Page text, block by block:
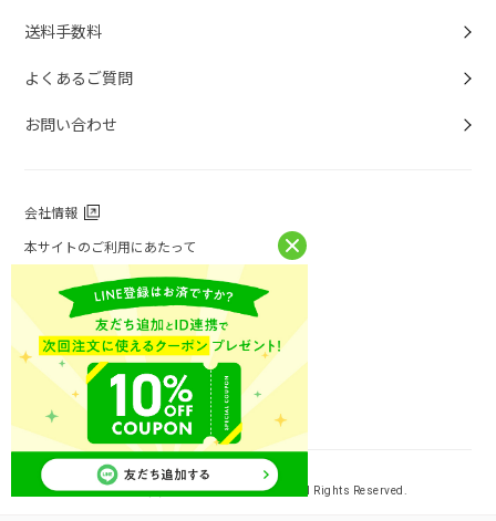
送料手数料
よくあるご質問
お問い合わせ
会社情報
本サイトのご利用にあたって
個人情報保護方針
個人情報取扱について
特定商取引法に基づく表記
お問い合わせ
ニチレイフーズ公式ホームページ
Copyright (C) NICHIREI FOODS INC. All Rights Reserved.